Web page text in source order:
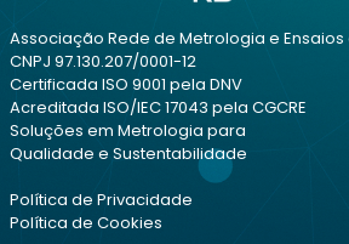
Associação Rede de Metrologia e Ensaios
CNPJ 97.130.207/0001-12
Certificada ISO 9001 pela DNV
Acreditada ISO/IEC 17043 pela CGCRE
Soluções em Metrologia para
Qualidade e Sustentabilidade
Política de Privacidade
Política de Cookies